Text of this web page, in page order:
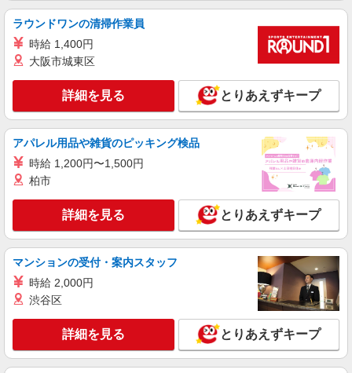
月給 260,000円 〜 322,000円 試用期間あり 6
ヶ月 月給25万円以上 ※経験・能力による 【試用
期間】月給 260000 円 〜 322000 円
■ソフトバンク青砥駅前店 東京都 葛飾区 青戸
キープ 詳細を見る
ソフトバンク新小岩店
ソフトバンクショップの携帯販売スタッフ
月給 233,500円 〜 260,200円 固定残業代:
23,500円 〜 26,200円（15時間相当） ＊＿ 試用期
間あり 6ヶ月 月給25万円以上 ※経験・能力による
【試用期間】月給 233500 円 〜 260200 円
■ソフトバンク新小岩店 東京都 葛飾区 新小岩
1丁目 50‐1 新小岩Sビル1F
キープ 詳細を見る
正社員
【店長職】ソフトバンクショップの携帯販売ス
月給 260,000円 〜 322,000円 試用期間あり 6
ラウンドワンの清掃作業員
時給 1,400円
大阪市城東区
詳細を見る とりあえずキープ
アパレル用品や雑貨のピッキング検品
時給 1,200円〜1,500円
柏市
詳細を見る とりあえずキープ
マンションの受付・案内スタッフ
時給 2,000円
渋谷区
詳細を見る とりあえずキープ